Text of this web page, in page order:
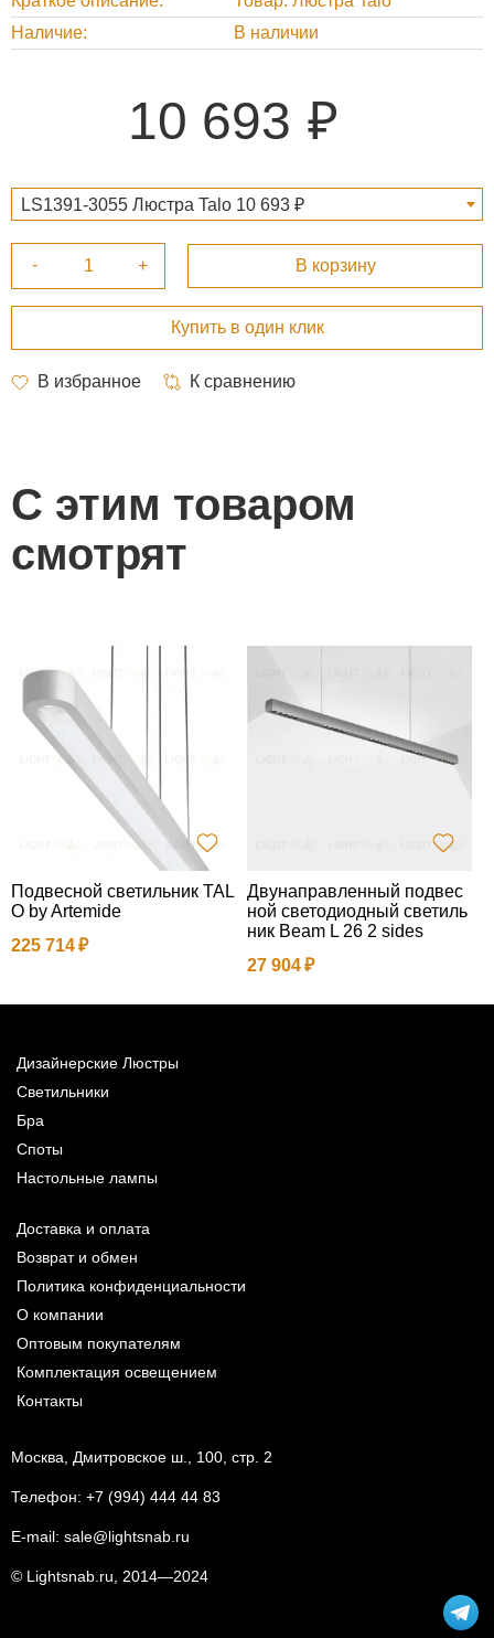
Наличие
В наличии
10 693
LS1391-3055 Люстра Talo 10 693 ₽
С этим товаром
смотрят
Подвесной светильник TAL
O by Artemide
225 714
Двунаправленный подвес
ной светодиодный светиль
ник Beam L 26 2 sides
27 904
Дизайнерские Люстры
Светильники
Бра
Споты
Настольные лампы
Доставка и оплата
Возврат и обмен
Политика конфиденциальности
О компании
Оптовым покупателям
Комплектация освещением
Контакты
Москва, Дмитровское ш., 100, стр. 2
Телефон: +7 (994) 444 44 83
E-mail: sale@lightsnab.ru
© Lightsnab.ru, 2014—2024